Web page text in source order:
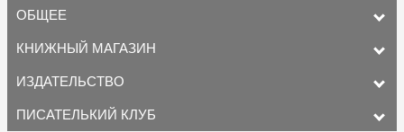
ОБЩЕЕ
КНИЖНЫЙ МАГАЗИН
ИЗДАТЕЛЬСТВО
ПИСАТЕЛЬКИЙ КЛУБ